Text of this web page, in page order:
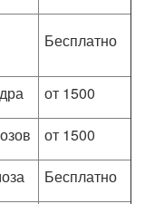
Бесплатно
от 1500
от 1500
Бесплатно